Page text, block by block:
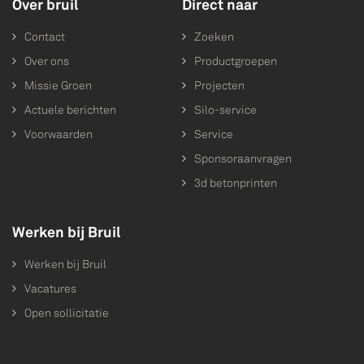
Over bruil
Contact
Over ons
Missie Groen
Actuele berichten
Voorwaarden
Direct naar
Zoeken
Productgroepen
Projecten
Silo-service
Service
Sponsoraanvragen
3d betonprinten
Werken bij Bruil
Werken bij Bruil
Vacatures
Open sollicitatie